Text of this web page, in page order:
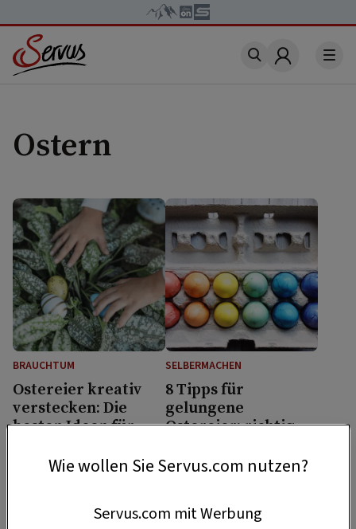
Account
Ostern
BRAUCHTUM
Ostereier kreativ
verstecken: Die
besten Ideen für
draußen
SELBERMACHEN
8 Tipps für
gelungene
Ostereier: richtig
lagern
Wie wollen Sie Servus.com nutzen?
Servus.com mit Werbung